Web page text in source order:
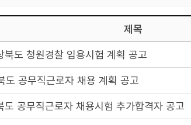
제목
도 청원경찰 임용시험 계획 공고
공무직근로자 채용 계획 공고
공무직근로자 채용시험 추가합격자 공고